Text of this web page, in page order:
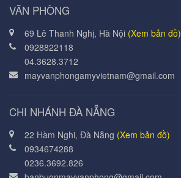
VĂN PHÒNG
69 Lê Thanh Nghị, Hà Nội (Xem bản đồ)
0928822118
04.3628.3712
mayvanphongamyvietnam@gmail.com
CHI NHÁNH ĐÀ NẴNG
22 Hàm Nghi, Đà Nẵng (Xem bản đồ)
0934674288
0236.3692.826